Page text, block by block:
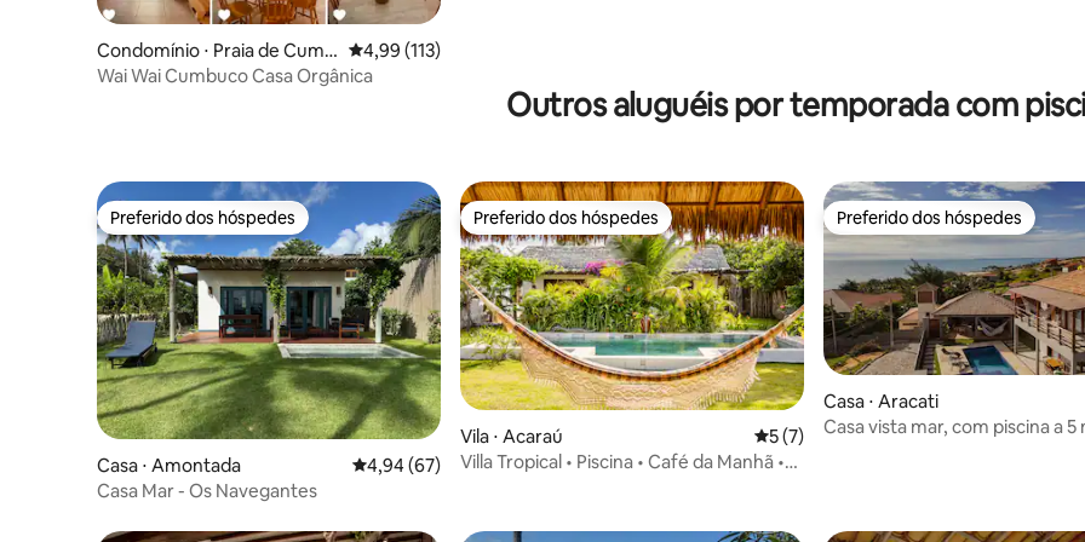
Condomínio ⋅ Praia de Cumb
uco
4,99 de uma avaliação média de 5, 113 avaliações
4,99 (113)
Wai Wai Cumbuco Casa Orgânica
Outros aluguéis por temporada com
Preferido dos hóspedes
Preferido dos hóspedes
Casa ⋅ Amontada 4,94 de uma avaliação média de 5, 67 avaliações
4,94 (67)
Casa Mar - Os Navegantes
Preferido dos hóspedes
Preferido dos hóspedes
Vila ⋅ Acaraú 5 de uma avaliação média de 5, 7
5 (7)
Villa Tropical • Piscina • Café da Manhã •
Preferido dos hóspedes
Preferido dos hóspedes
Casa ⋅ Aracati
Casa vista mar, com piscina a 5